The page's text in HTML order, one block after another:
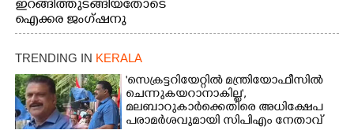
ഇറങ്ങിത്തുടങ്ങിയതോടെ
ഐക്കര ജംഗ്ഷനു
സമീപം ആറന്മുള
കിടങ്ങന്നൂർ റോഡിന്
സമീപം പ്രവർത്തിക്കു
ആറന്മുള തട്ടുകട കഴുകി
വൃത്തിയാക്കുന്നു.
ഇറങ്ങിപ്പോൾ
ത്തിന് ഓച്ചിറ അഴിക്കലിൽ
നിന്ന്എത്തിച്ച ബോട്ടും.
TRENDING IN KERALA
'സെക്രട്ടറിയേറ്റിൽ മന്ത്രിയോഫീസിൽ
ചെന്നുകയറാനാകില്ല',
മലബാറുകാർക്കെതിരെ അധിക്ഷേപ
പരാമർശവുമായി സിപിഎം നേതാവ്‌